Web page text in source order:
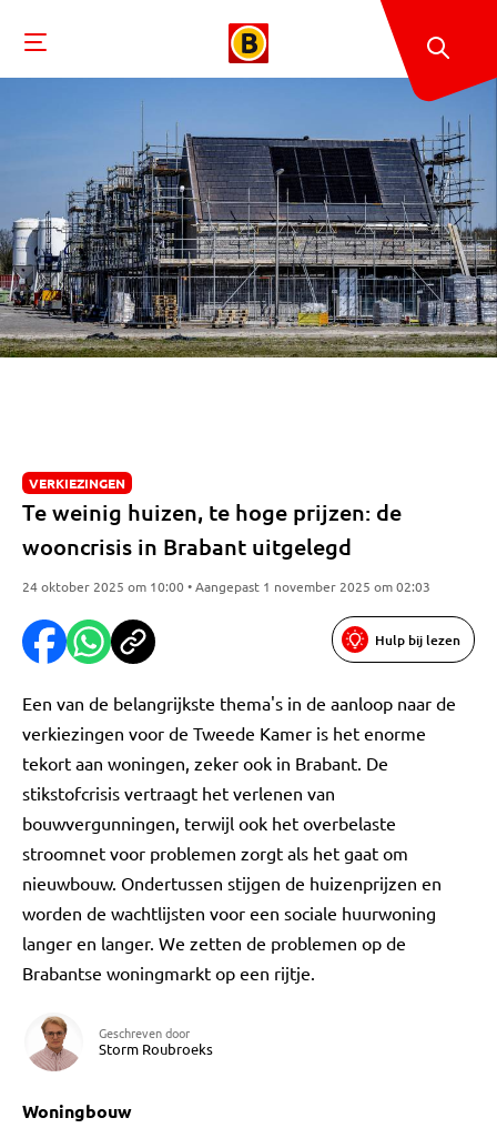
VERKIEZINGEN
Te weinig huizen, te hoge prijzen: de
wooncrisis in Brabant uitgelegd
24 oktober 2025 om 10:00 • Aangepast 1 november 2025 om 02:03
Hulp bij lezen
Een van de belangrijkste thema's in de aanloop naar de
verkiezingen voor de Tweede Kamer is het enorme
tekort aan woningen, zeker ook in Brabant. De
stikstofcrisis vertraagt het verlenen van
bouwvergunningen, terwijl ook het overbelaste
stroomnet voor problemen zorgt als het gaat om
nieuwbouw. Ondertussen stijgen de huizenprijzen en
worden de wachtlijsten voor een sociale huurwoning
langer en langer. We zetten de problemen op de
Brabantse woningmarkt op een rijtje.
Geschreven door
Storm Roubroeks
Woningbouw